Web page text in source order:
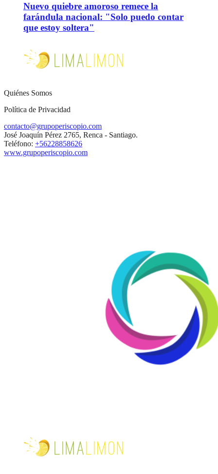
Nuevo quiebre amoroso remece la
farándula nacional: "Solo puedo contar
que estoy soltera"
Quiénes Somos
Política de Privacidad
contacto@grupoperiscopio.com
José Joaquín Pérez 2765, Renca - Santiago.
Teléfono: +56228858626
www.grupoperiscopio.com